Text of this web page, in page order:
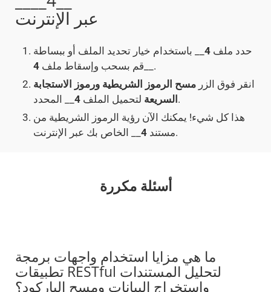
عبر الإنترنت
حدد ملف 4 __ باستخدام خيار تحديد الملف أو ببساطة
قم بسحب وإسقاط ملف 4
__.
انقر فوق الزر مسح الرموز الشريطية ورموز الاستجابة
السريعة لتحميل الملف 4
__ المحدد.
هذا كل شيء! يمكنك الآن رؤية الرموز الشريطية من
مستند 4 __ الخاص بك عبر الإنترنت.
أسئلة مكررة
ما هي مزايا استخدام واجهات برمجة
تطبيقات RESTful لتحليل المستندات
واستخراج البيانات ومسح الباركود؟